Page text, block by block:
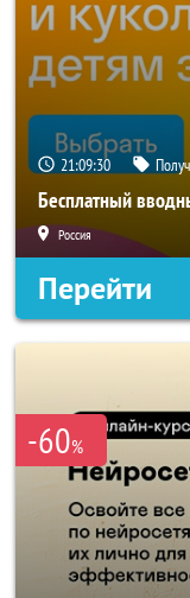
21:09:28
Бесплатный
Россия
Перейти
-60%